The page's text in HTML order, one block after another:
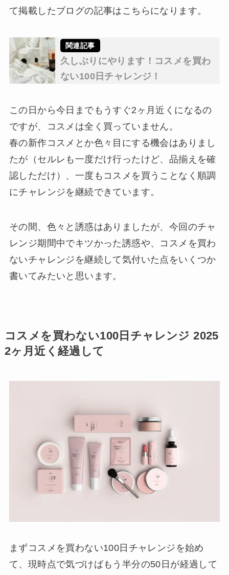
て掲載したブログの記事はこちらになります。
久しぶりにやります！コスメを買わ
ない100日チャレンジ！
この日から今日までもうすぐ2ヶ月近くになるの
ですが、コスメは全く買っていません。
春の新作コスメとか色々目にする機会はありまし
たが（セルレも一度だけ行ったけど、品揃えを確
認しただけ）、一度もコスメを買うことなく順調
にチャレンジを継続できています。
その間、色々と誘惑はありましたが、今回のチャ
レンジ期間中でキツかった誘惑や、コスメを買わ
ないチャレンジを継続して気付いた点をいくつか
書いてみたいと思います。
コスメを買わない100日チャレンジ 2025
2ヶ月近く経過して
まずコスメを買わない100日チャレンジを始め
て、現時点で気づけばもう半分の50日が経過して